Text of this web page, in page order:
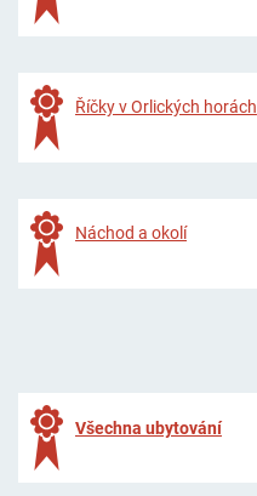
Říčky v Orlických horách
Náchod a okolí
Všechna ubytování